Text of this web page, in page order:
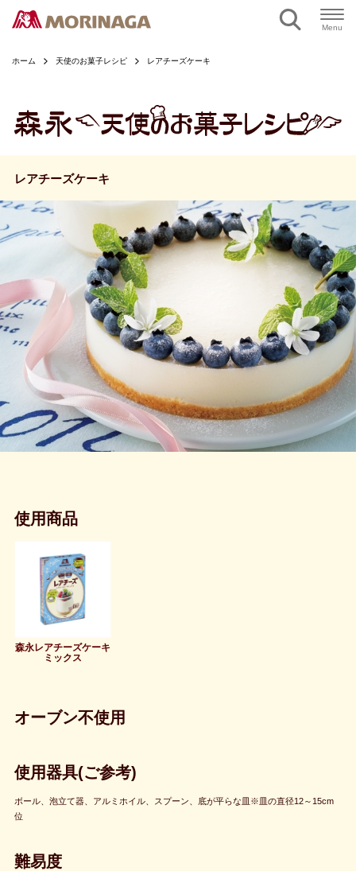
Menu
ホーム 天使のお菓子レシピ レアチーズケーキ
レアチーズケーキ
使用商品
森永レアチーズケーキ
ミックス
オーブン不使用
使用器具(ご参考)
ボール、泡立て器、アルミホイル、スプーン、底が平らな皿※皿の直径12～15cm
位
難易度